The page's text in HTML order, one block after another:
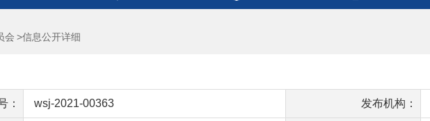
会 >信息公开详细
： wsj-2021-00363 发布机构：